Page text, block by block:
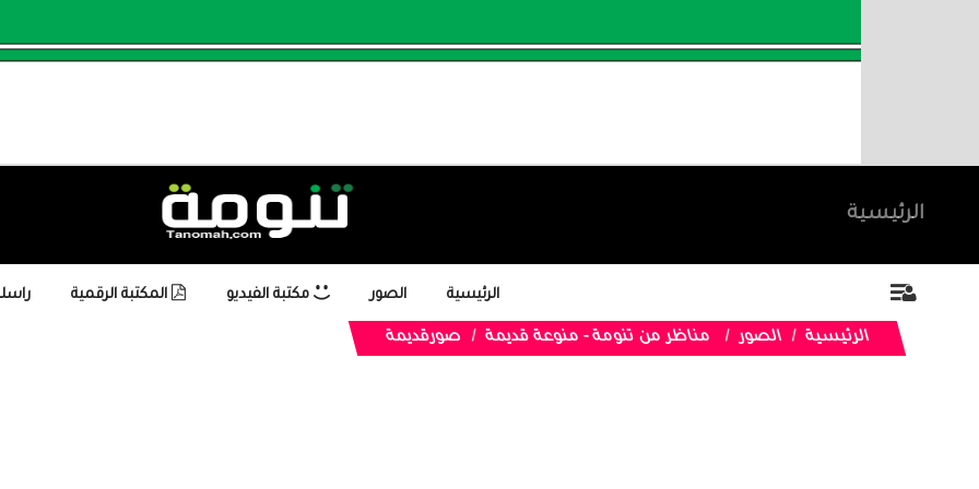
الرئيسية
الرئيسية الصور مكتبة الفيديو المكتبة الرقمية
الرئيسية الصور مناظر من تنومة - منوعة قديمة صورقديمة